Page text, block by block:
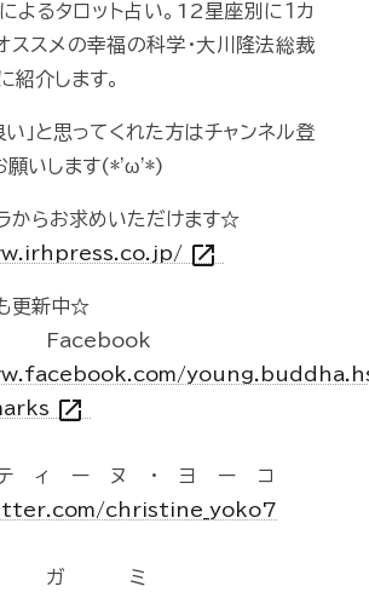
によるタロット占い。12星座別に１カ
ススメの幸福の科学・大川隆法総裁
紹介します。
い」と思ってくれた方はチャンネル登
願いします(*'ω'*)
からお求めいただけます☆
open_in_new
更新中☆
open_in_new
ィーヌ・ヨーコ
christine_yoko7
ガミ